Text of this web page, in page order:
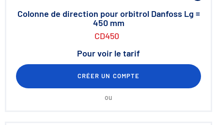
Colonne de direction pour orbitrol Danfoss Lg =
450 mm
CD450
Pour voir le tarif
CRÉER UN COMPTE
ou